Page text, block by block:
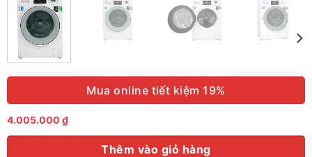
Mua online tiết kiệm 19%
4.005.000 ₫
Thêm vào giỏ hàng